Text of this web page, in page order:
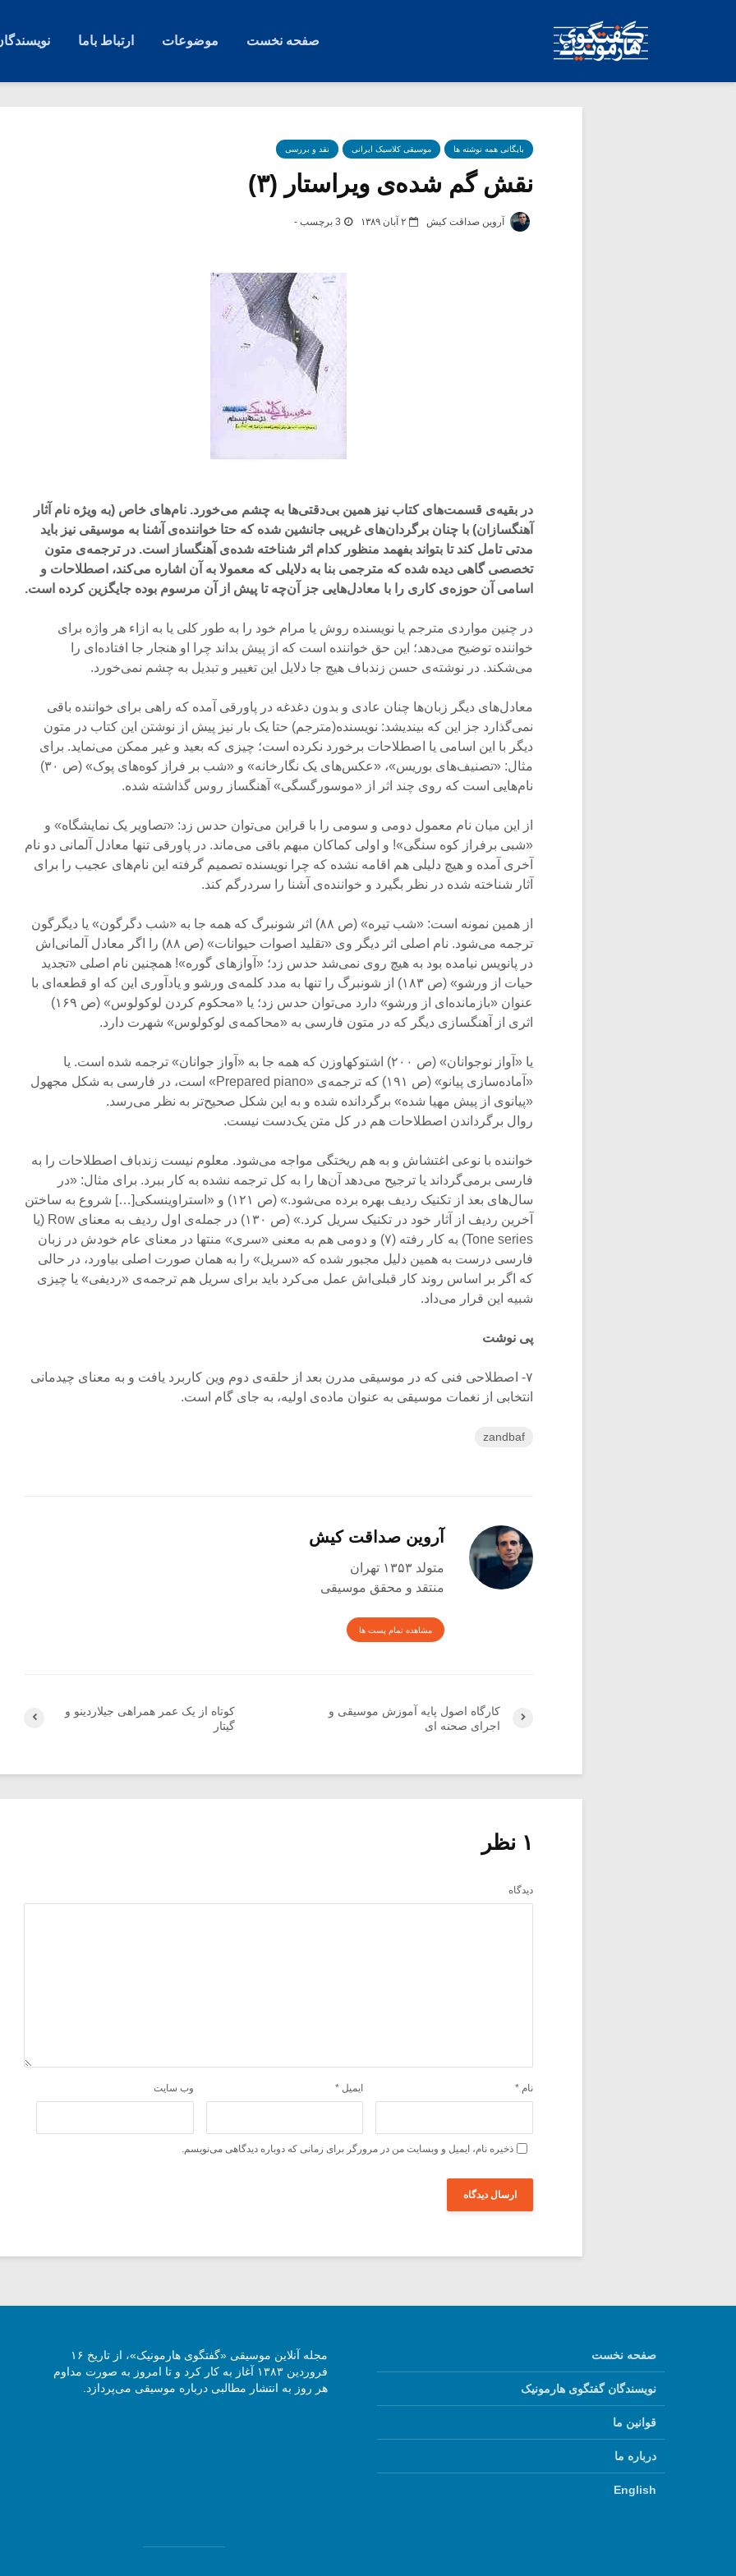
صفحه نخست موضوعات ارتباط باما
بایگانی همه نوشته ها موسیقی کلاسیک ایرانی نقد و بررسی
نقش گم شده‌ی ویراستار (۳)
آروین صداقت کیش ۲ آبان ۱۳۸۹ 3 برچسب -
در بقیه‌ی قسمت‌های کتاب نیز همین بی‌دقتی‌ها به چشم می‌خورد. نام‌های خاص (به ویژه نام آثار
آهنگسازان) با چنان برگردان‌های غریبی جانشین شده که حتا خواننده‌ی آشنا به موسیقی نیز باید
مدتی تامل کند تا بتواند بفهمد منظور کدام اثر شناخته‌ شده‌ی آهنگساز است. در ترجمه‌ی متون
تخصصی گاهی دیده شده که مترجمی بنا به دلایلی که معمولا به آن اشاره می‌کند، اصطلاحات و
اسامی آن حوزه‌ی کاری را با معادل‌هایی جز آن‌چه تا پیش از آن مرسوم بوده جایگزین کرده است.
در چنین مواردی مترجم یا نویسنده روش یا مرام خود را به طور کلی یا به ازاء هر واژه برای
خواننده توضیح می‌دهد؛ این حق خواننده است که از پیش بداند چرا او هنجار جا افتاده‌ای را
می‌شکند. در نوشته‌ی حسن زندباف هیچ جا دلایل این تغییر و تبدیل به چشم نمی‌خورد.
معادل‌های دیگر زبان‌ها چنان عادی و بدون دغدغه در پاورقی آمده که راهی برای خواننده باقی
نمی‌گذارد جز این که بیندیشد: نویسنده(مترجم) حتا یک بار نیز پیش از نوشتن این کتاب در متون
دیگر با این اسامی یا اصطلاحات برخورد نکرده است؛ چیزی که بعید و غیر ممکن می‌نماید. برای
مثال: «تصنیف‌های بوریس»، «عکس‌های یک نگارخانه» و «شب بر فراز کوه‌‌های پوک» (ص ۳۰)
نام‌هایی است که روی چند اثر از «موسورگسگی» آهنگساز روس گذاشته شده.
از این میان نام معمول دومی و سومی را با قراین می‌توان حدس زد: «تصاویر یک نمایشگاه» و
«شبی برفراز کوه سنگی»! و اولی کماکان مبهم باقی می‌ماند. در پاورقی تنها معادل آلمانی دو نام
آخری آمده و هیچ دلیلی هم اقامه نشده که چرا نویسنده تصمیم گرفته این نام‌های عجیب را برای
آثار شناخته شده‌ در نظر بگیرد و خواننده‌ی آشنا را سردرگم کند.
از همین نمونه است: «شب تیره» (ص ۸۸) اثر شونبرگ که همه جا به «شب دگرگون» یا دیگرگون
ترجمه می‌شود. نام اصلی اثر دیگر وی «تقلید اصوات حیوانات» (ص ۸۸) را اگر معادل آلمانی‌اش
در پانویس نیامده بود به هیچ روی نمی‌شد حدس زد؛ «آوازهای گوره»! همچنین نام اصلی «تجدید
حیات از ورشو» (ص ۱۸۳) از شونبرگ را تنها به مدد کلمه‌ی ورشو و یادآوری این که او قطعه‌ای با
عنوان «بازمانده‌ای از ورشو» دارد می‌توان حدس زد؛ یا «محکوم کردن لوکولوس» (ص ۱۶۹)
اثری از آهنگسازی دیگر که در متون فارسی به «محاکمه‌ی لوکولوس» شهرت دارد.
یا «آواز نوجوانان» (ص ۲۰۰) اشتوکهاوزن که همه جا به «آواز جوانان» ترجمه شده است. یا
«آماده‌سازی پیانو» (ص ۱۹۱) که ترجمه‌ی «Prepared piano» است، در فارسی به شکل مجهول
«پیانوی از پیش مهیا شده» برگردانده شده و به این شکل صحیح‌تر به نظر می‌رسد.
روال برگرداندن اصطلاحات هم در کل متن یک‌دست نیست.
خواننده با نوعی اغتشاش و به هم ریختگی مواجه می‌شود. معلوم نیست زندباف اصطلاحات را به
فارسی برمی‌گرداند یا ترجیح می‌دهد آن‌ها را به کل ترجمه نشده به کار ببرد. برای مثال: «در
سال‌های بعد از تکنیک ردیف بهره برده می‌شود.» (ص ۱۲۱) و «استراوینسکی[…] شروع به ساختن
آخرین ردیف از آثار خود در تکنیک سریل کرد.» (ص ۱۳۰) در جمله‌ی اول ردیف به معنای Row (یا
Tone series) به کار رفته (۷) و دومی هم به معنی «سری» منتها در معنای عام خودش در زبان
فارسی درست به همین دلیل مجبور شده که «سریل» را به همان صورت اصلی بیاورد، در حالی
که اگر بر اساس روند کار قبلی‌اش عمل می‌کرد باید برای سریل هم ترجمه‌ی «ردیفی» یا چیزی
شبیه این قرار می‌داد.
پی نوشت
۷- اصطلاحی فنی که در موسیقی مدرن بعد از حلقه‌ی دوم وین کاربرد یافت و به معنای چیدمانی
انتخابی از نغمات موسیقی به عنوان ماده‌ی اولیه، به جای گام است.
zandbaf
آروین صداقت کیش
متولد ۱۳۵۳ تهران
منتقد و محقق موسیقی
مشاهده تمام پست ها
کوتاه از یک عمر همراهی جیلاردینو و
گیتار
کارگاه اصول پایه آموزش موسیقی و
اجرای صحنه ای
۱ نظر
دیدگاه
نام * ایمیل * وب‌ سایت
ذخیره نام، ایمیل و وبسایت من در مرورگر برای زمانی که دوباره دیدگاهی می‌نویسم.
صفحه نخست
نویسندگان گفتگوی هارمونیک
قوانین ما
درباره ما
English
مجله آنلاین موسیقی «گفتگوی هارمونیک»، از تاریخ ۱۶
فروردین ۱۳۸۳ آغاز به کار کرد و تا امروز به صورت مداوم
هر روز به انتشار مطالبی درباره موسیقی می‌پردازد.